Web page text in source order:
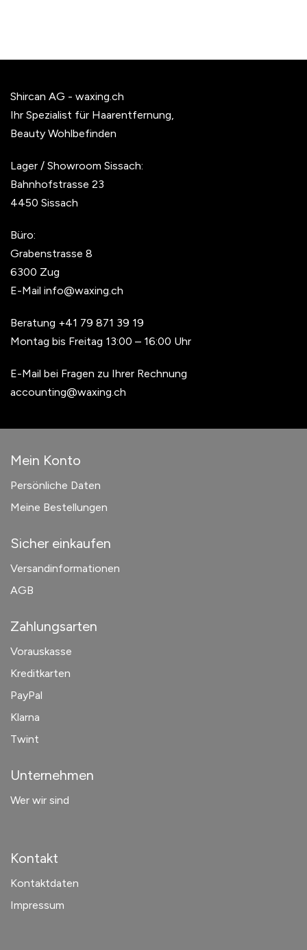
Shircan AG - waxing.ch
Ihr Spezialist für Haarentfernung,
Beauty Wohlbefinden
Lager / Showroom Sissach:
Bahnhofstrasse 23
4450 Sissach
Büro:
Grabenstrasse 8
6300 Zug
E-Mail info@waxing.ch
Beratung +41 79 871 39 19
Montag bis Freitag 13:00 – 16:00 Uhr
E-Mail bei Fragen zu Ihrer Rechnung
accounting@waxing.ch
Mein Konto
Persönliche Daten
Meine Bestellungen
Sicher einkaufen
Versandinformationen
AGB
Zahlungsarten
Vorauskasse
Kreditkarten
PayPal
Klarna
Twint
Unternehmen
Wer wir sind
Kontakt
Kontaktdaten
Impressum